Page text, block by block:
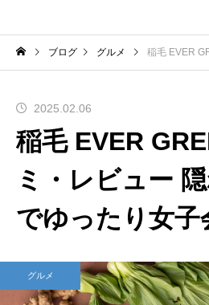
ブログ グルメ 稲毛 EVER GREEN の
2025.02.06
稲毛 EVER
ミ・レビュー
でゆったり女子
グルメ